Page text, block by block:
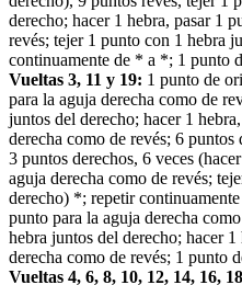
derecho; hacer 1 hebra, pasar 1
revés; tejer 1 punto con 1 hebra
continuamente de * a *; 1 punto
Vueltas 3, 11 y 19: 1 punto de
para la aguja derecha como de
juntos del derecho; hacer 1
derecha como de revés; 6 puntos
3 puntos derechos, 6 veces
aguja derecha como de revés;
derecho) *; repetir
punto para la aguja derecha
hebra juntos del derecho; hacer
derecha como de revés; 1 punto
Vueltas 4, 6, 8, 10, 12, 14, 16,